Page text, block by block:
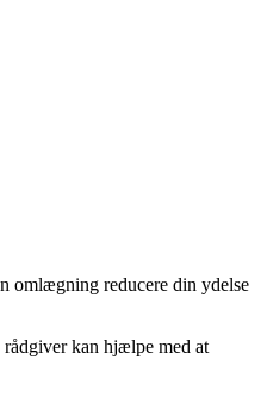
omlægning reducere din ydelse
kan hjælpe med at